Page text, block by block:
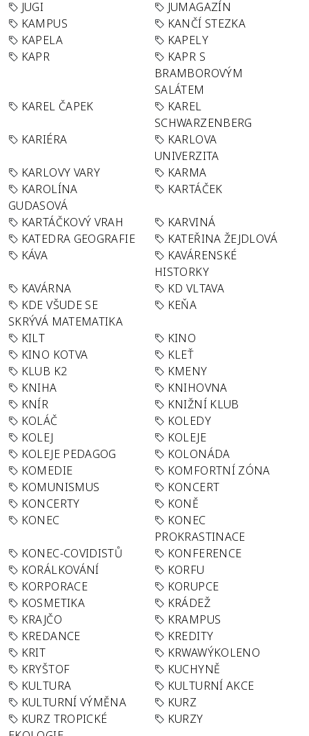
JUGI
JUMAGAZÍN
KAMPUS
KANČÍ STEZKA
KAPELA
KAPELY
KAPR
KAPR S
BRAMBOROVÝM
SALÁTEM
KAREL ČAPEK
KAREL
SCHWARZENBERG
KARIÉRA
KARLOVA
UNIVERZITA
KARLOVY VARY
KARMA
KAROLÍNA
GUDASOVÁ
KARTÁČEK
KARTÁČKOVÝ VRAH
KARVINÁ
KATEDRA GEOGRAFIE
KATEŘINA ŽEJDLOVÁ
KÁVA
KAVÁRENSKÉ
HISTORKY
KAVÁRNA
KD VLTAVA
KDE VŠUDE SE
SKRÝVÁ MATEMATIKA
KEŇA
KILT
KINO
KINO KOTVA
KLEŤ
KLUB K2
KMENY
KNIHA
KNIHOVNA
KNÍR
KNIŽNÍ KLUB
KOLÁČ
KOLEDY
KOLEJ
KOLEJE
KOLEJE PEDAGOG
KOLONÁDA
KOMEDIE
KOMFORTNÍ ZÓNA
KOMUNISMUS
KONCERT
KONCERTY
KONĚ
KONEC
KONEC
PROKRASTINACE
KONEC-COVIDISTŮ
KONFERENCE
KORÁLKOVÁNÍ
KORFU
KORPORACE
KORUPCE
KOSMETIKA
KRÁDEŽ
KRAJČO
KRAMPUS
KREDANCE
KREDITY
KRIT
KRWAWÝKOLENO
KRYŠTOF
KUCHYNĚ
KULTURA
KULTURNÍ AKCE
KULTURNÍ VÝMĚNA
KURZ
KURZ TROPICKÉ
KURZY